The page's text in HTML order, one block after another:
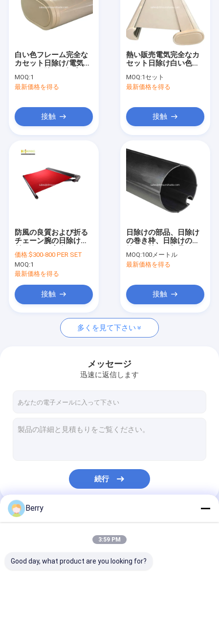
わたしたち に つい て
連絡 ください
ニュース
引金 を 求め て ください
引き下げられるアレンジング・ハードウェア
引き下げられる窓の天幕
引き下げられる屋根の天幕
日曜日の陰の帆
パーゴラ オーイング キット
白い色フレーム完全な
カセット日除け/電気カ
MOQ:1
最新価格を得る
接触
熱い販売電気完全なカ
セット日除け白い色フ
の生地は滑らかになる
MOQ:1セット
最新価格を得る
接触
防風の良質および折る
チェーン腕の日除けが
casstteの引き込み式
の日除け強く
価格:$300-800 PER SET
MOQ:1
最新価格を得る
接触
日除けの部品、日除け
の巻き枠、日除けの
MOQ:100メートル
最新価格を得る
接触
多くを見て下さい
メッセージ
迅速に返信します
続行
私たちのカテゴリー
Berry
3:59 PM
Good day, what product are you looking for?